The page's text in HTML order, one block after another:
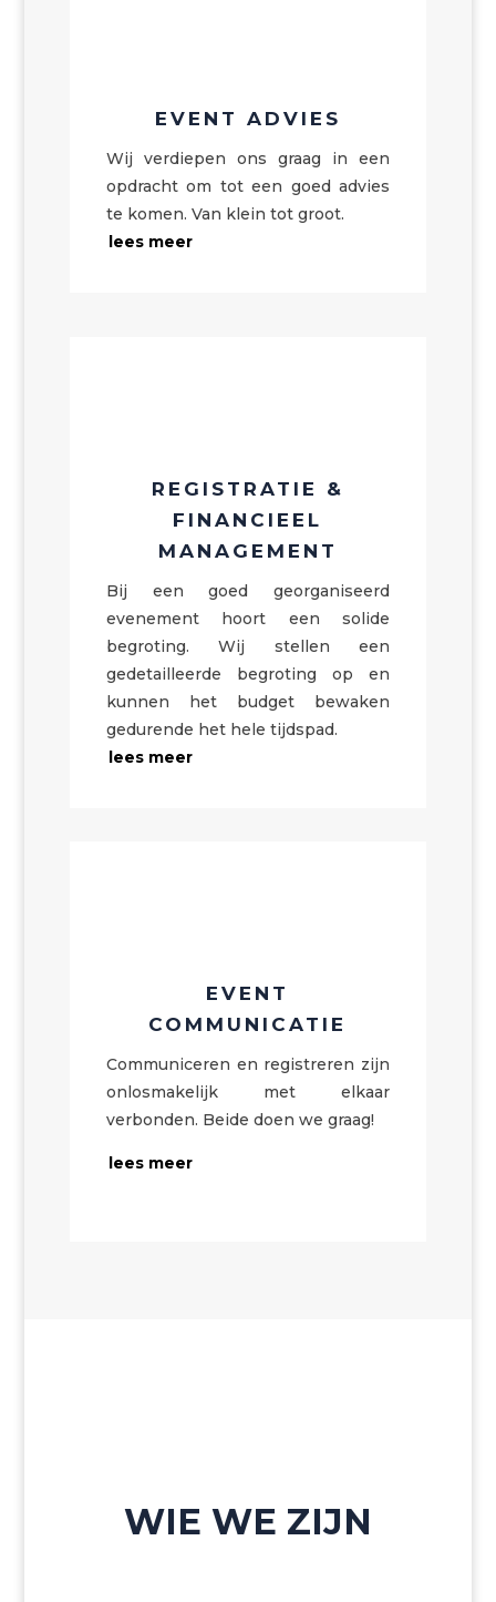
EVENT ADVIES
Wij verdiepen ons graag in een
opdracht om tot een goed advies
te komen. Van klein tot groot.
lees meer
REGISTRATIE &
FINANCIEEL
MANAGEMENT
Bij een goed georganiseerd
evenement hoort een solide
begroting. Wij stellen een
gedetailleerde begroting op en
kunnen het budget bewaken
gedurende het hele tijdspad.
lees meer
EVENT
COMMUNICATIE
Communiceren en registreren zijn
onlosmakelijk met elkaar
verbonden. Beide doen we graag!
lees meer
WIE WE ZIJN